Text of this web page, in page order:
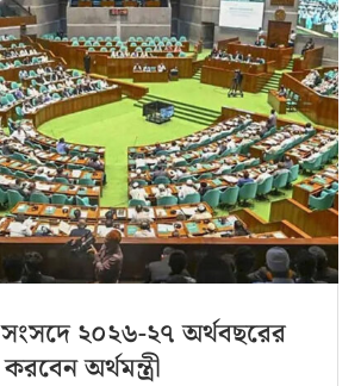
২০২৬-২৭ অর্থবছরের
অর্থমন্ত্রী